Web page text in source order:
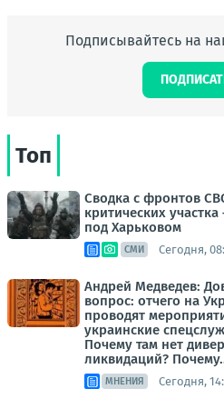
Подписывайтесь на
Топ
Сводка с фронтов
критических
под Харьковом
СМИ Сегодня,
Андрей Медведев:
вопрос: отчего на
проводят
украинские
Почему там нет
ликвидаций?
МНЕНИЯ Сегодня,